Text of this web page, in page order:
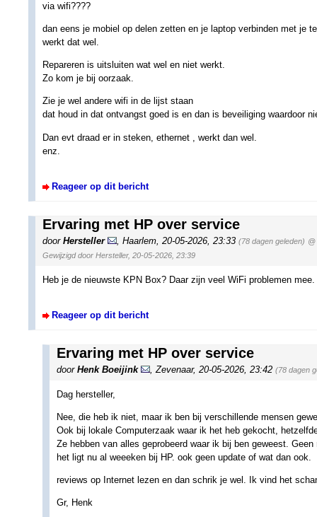
via wifi????
dan eens je mobiel op delen zetten en je laptop verbinden met je
werkt dat wel.
Repareren is uitsluiten wat wel en niet werkt.
Zo kom je bij oorzaak.
Zie je wel andere wifi in de lijst staan
dat houd in dat ontvangst goed is en dan is beveiliging waardoor
Dan evt draad er in steken, ethernet , werkt dan wel.
enz.
Reageer op dit bericht
Ervaring met HP over service
door Hersteller Haarlem 20-05-2026, 23:33 (78 dagen geleden)
Gewijzigd door Hersteller, 20-05-2026, 23:39
Heb je de nieuwste KPN Box? Daar zijn veel WiFi problemen
Reageer op dit bericht
Ervaring met HP over service
door Henk Boeijink Zevenaar, 20-05-2026, 23:42 (78 dagen
Dag hersteller,
Nee, die heb ik niet, maar ik ben bij verschillende mensen
Ook bij lokale Computerzaak waar ik het heb gekocht,
Ze hebben van alles geprobeerd waar ik bij ben geweest.
het ligt nu al weeeken bij HP. ook geen update of wat dan ook.
reviews op Internet lezen en dan schrik je wel. Ik vind het
Gr, Henk